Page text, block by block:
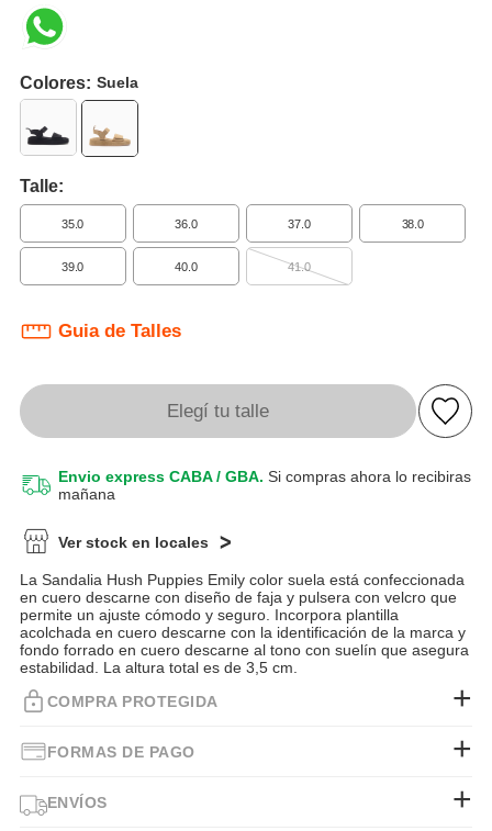
Colores: Suela
Talle:
35.0 36.0 37.0 38.0
39.0 40.0 41.0
Guia de Talles
Elegí tu talle
Envio express CABA / GBA. Si compras ahora lo recibiras
mañana
Ver stock en locales
La Sandalia Hush Puppies Emily color suela está confeccionada
en cuero descarne con diseño de faja y pulsera con velcro que
permite un ajuste cómodo y seguro. Incorpora plantilla
acolchada en cuero descarne con la identificación de la marca y
fondo forrado en cuero descarne al tono con suelín que asegura
estabilidad. La altura total es de 3,5 cm.
COMPRA PROTEGIDA
FORMAS DE PAGO
ENVÍOS